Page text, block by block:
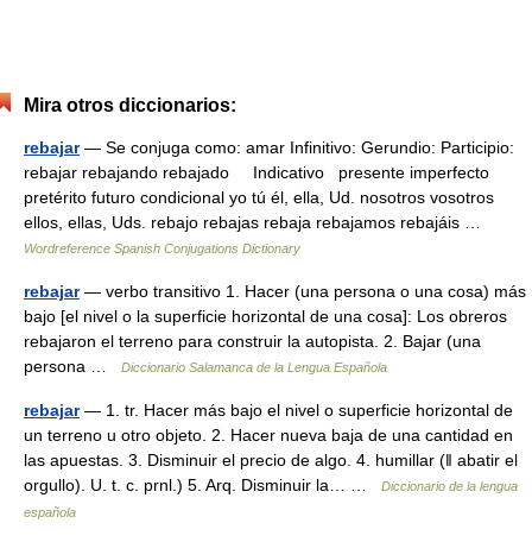
Mira otros diccionarios:
rebajar— Se conjuga como: amar Infinitivo: Gerundio: Participio:
rebajar rebajando rebajado Indicativo presente imperfecto
pretérito futuro condicional yo tú él, ella, Ud. nosotros vosotros
ellos, ellas, Uds. rebajo rebajas rebaja rebajamos rebajáis …
Wordreference Spanish Conjugations Dictionary
rebajar— verbo transitivo 1. Hacer (una persona o una cosa) más
bajo [el nivel o la superficie horizontal de una cosa]: Los obreros
rebajaron el terreno para construir la autopista. 2. Bajar (una
persona …
Diccionario Salamanca de la Lengua Española
rebajar— 1. tr. Hacer más bajo el nivel o superficie horizontal de
un terreno u otro objeto. 2. Hacer nueva baja de una cantidad en
las apuestas. 3. Disminuir el precio de algo. 4. humillar (ǁ abatir el
orgullo). U. t. c. prnl.) 5. Arq. Disminuir la… …
Diccionario de la lengua
española